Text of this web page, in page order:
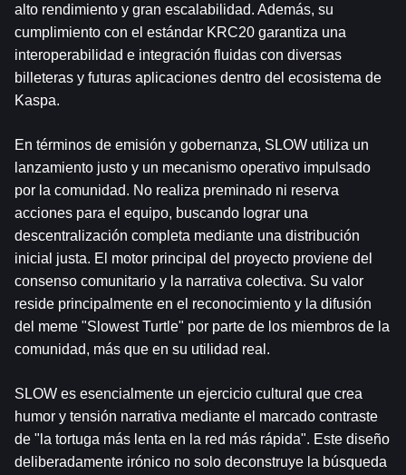
alto rendimiento y gran escalabilidad. Además, su
cumplimiento con el estándar KRC20 garantiza una
interoperabilidad e integración fluidas con diversas
billeteras y futuras aplicaciones dentro del ecosistema de
Kaspa.
En términos de emisión y gobernanza, SLOW utiliza un
lanzamiento justo y un mecanismo operativo impulsado
por la comunidad. No realiza preminado ni reserva
acciones para el equipo, buscando lograr una
descentralización completa mediante una distribución
inicial justa. El motor principal del proyecto proviene del
consenso comunitario y la narrativa colectiva. Su valor
reside principalmente en el reconocimiento y la difusión
del meme "Slowest Turtle" por parte de los miembros de la
comunidad, más que en su utilidad real.
SLOW es esencialmente un ejercicio cultural que crea
humor y tensión narrativa mediante el marcado contraste
de "la tortuga más lenta en la red más rápida". Este diseño
deliberadamente irónico no solo deconstruye la búsqueda